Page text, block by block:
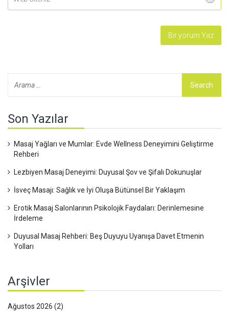
Son Yazılar
Masaj Yağları ve Mumlar: Evde Wellness Deneyimini Geliştirme
Rehberi
Lezbiyen Masaj Deneyimi: Duyusal Şov ve Şifalı Dokunuşlar
İsveç Masajı: Sağlık ve İyi Oluşa Bütünsel Bir Yaklaşım
Erotik Masaj Salonlarının Psikolojik Faydaları: Derinlemesine
İrdeleme
Duyusal Masaj Rehberi: Beş Duyuyu Uyanışa Davet Etmenin
Yolları
Arşivler
Ağustos 2026 (2)